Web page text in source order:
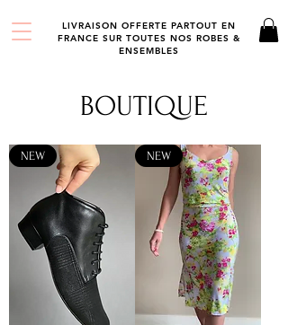
LIVRAISON OFFERTE PARTOUT EN
FRANCE SUR TOUTES NOS ROBES &
ENSEMBLES
BOUTIQUE
NEW NEW